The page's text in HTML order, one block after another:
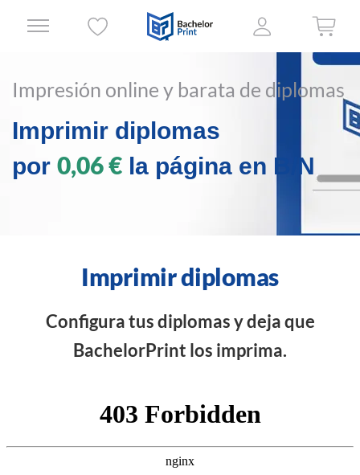
Impresión online y barata de diplomas
Imprimir diplomas
por 0,06 € la página en B/N
Imprimir diplomas
Configura tus diplomas y deja que
BachelorPrint los imprima.